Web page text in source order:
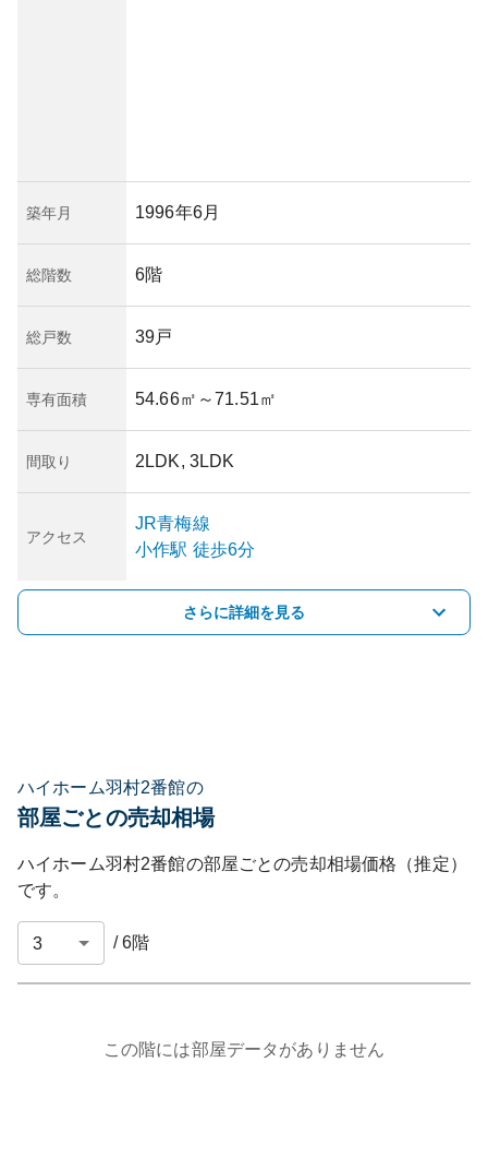
築年月 1996年6月
総階数 6階
総戸数 39戸
専有面積 54.66㎡ ～71.51㎡
間取り 2LDK, 3LDK
アクセス
JR青梅線
小作駅 徒歩6分
さらに詳細を見る
ハイホーム羽村2番館の
部屋ごとの売却相場
ハイホーム羽村2番館の部屋ごとの売却相場価格（推定）
です。
/6階
この階には部屋データがありません